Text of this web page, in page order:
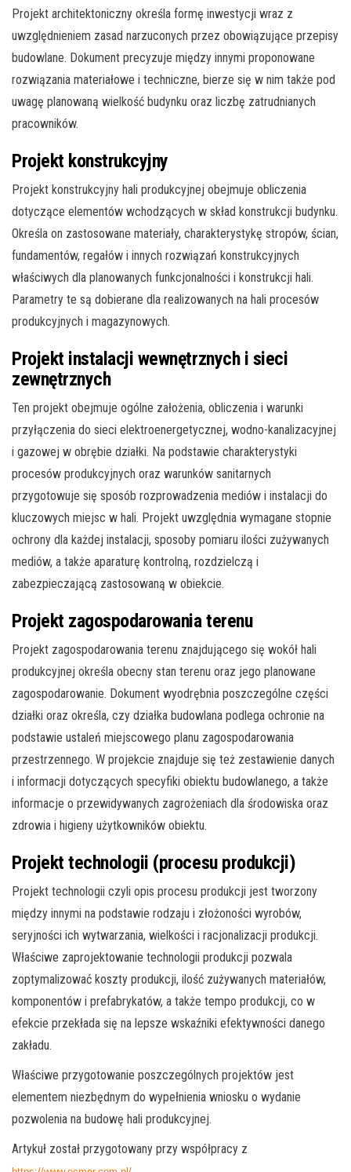
Projekt architektoniczny określa formę inwestycji wraz z
uwzględnieniem zasad narzuconych przez obowiązujące przepisy
budowlane. Dokument precyzuje między innymi proponowane
rozwiązania materiałowe i techniczne, bierze się w nim także pod
uwagę planowaną wielkość budynku oraz liczbę zatrudnianych
pracowników.
Projekt konstrukcyjny
Projekt konstrukcyjny hali produkcyjnej obejmuje obliczenia
dotyczące elementów wchodzących w skład konstrukcji budynku.
Określa on zastosowane materiały, charakterystykę stropów, ścian,
fundamentów, regałów i innych rozwiązań konstrukcyjnych
właściwych dla planowanych funkcjonalności i konstrukcji hali.
Parametry te są dobierane dla realizowanych na hali procesów
produkcyjnych i magazynowych.
Projekt instalacji wewnętrznych i sieci
zewnętrznych
Ten projekt obejmuje ogólne założenia, obliczenia i warunki
przyłączenia do sieci elektroenergetycznej, wodno-kanalizacyjnej
i gazowej w obrębie działki. Na podstawie charakterystyki
procesów produkcyjnych oraz warunków sanitarnych
przygotowuje się sposób rozprowadzenia mediów i instalacji do
kluczowych miejsc w hali. Projekt uwzględnia wymagane stopnie
ochrony dla każdej instalacji, sposoby pomiaru ilości zużywanych
mediów, a także aparaturę kontrolną, rozdzielczą i
zabezpieczającą zastosowaną w obiekcie.
Projekt zagospodarowania terenu
Projekt zagospodarowania terenu znajdującego się wokół hali
produkcyjnej określa obecny stan terenu oraz jego planowane
zagospodarowanie. Dokument wyodrębnia poszczególne części
działki oraz określa, czy działka budowlana podlega ochronie na
podstawie ustaleń miejscowego planu zagospodarowania
przestrzennego. W projekcie znajduje się też zestawienie danych
i informacji dotyczących specyfiki obiektu budowlanego, a także
informacje o przewidywanych zagrożeniach dla środowiska oraz
zdrowia i higieny użytkowników obiektu.
Projekt technologii (procesu produkcji)
Projekt technologii czyli opis procesu produkcji jest tworzony
między innymi na podstawie rodzaju i złożoności wyrobów,
seryjności ich wytwarzania, wielkości i racjonalizacji produkcji.
Właściwe zaprojektowanie technologii produkcji pozwala
zoptymalizować koszty produkcji, ilość zużywanych materiałów,
komponentów i prefabrykatów, a także tempo produkcji, co w
efekcie przekłada się na lepsze wskaźniki efektywności danego
zakładu.
Właściwe przygotowanie poszczególnych projektów jest
elementem niezbędnym do wypełnienia wniosku o wydanie
pozwolenia na budowę hali produkcyjnej.
Artykuł został przygotowany przy współpracy z